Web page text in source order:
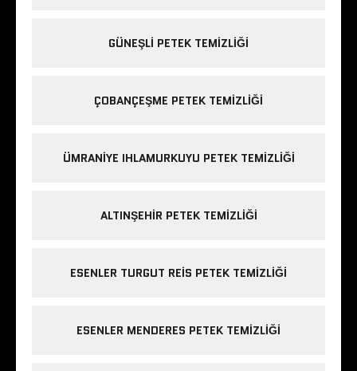
GÜNEŞLI PETEK TEMIZLIĞI
ÇOBANÇEŞME PETEK TEMIZLIĞI
ÜMRANIYE IHLAMURKUYU PETEK TEMIZLIĞI
ALTINŞEHIR PETEK TEMIZLIĞI
ESENLER TURGUT REIS PETEK TEMIZLIĞI
ESENLER MENDERES PETEK TEMIZLIĞI